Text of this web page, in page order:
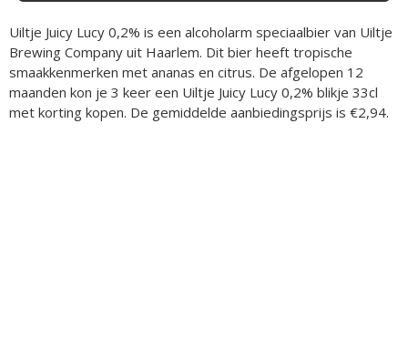
Uiltje Juicy Lucy 0,2% is een alcoholarm speciaalbier van Uiltje
Brewing Company uit Haarlem. Dit bier heeft tropische
smaakkenmerken met ananas en citrus. De afgelopen 12
maanden kon je 3 keer een Uiltje Juicy Lucy 0,2% blikje 33cl
met korting kopen. De gemiddelde aanbiedingsprijs is €2,94.